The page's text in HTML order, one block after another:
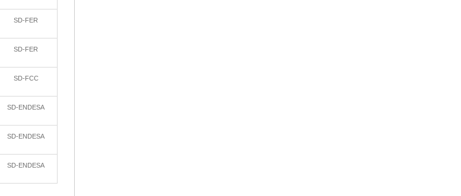
SD-FER
SD-FER
SD-FCC
SD-ENDESA
SD-ENDESA
SD-ENDESA